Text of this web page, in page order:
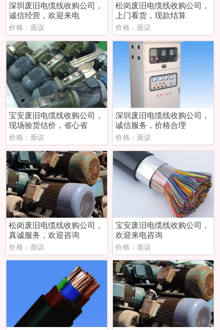
深圳废旧电缆线收购公司，
诚信经营，欢迎来电
价格：面议
松岗废旧电缆线收购公司，
上门看货，现款结算
价格：面议
宝安废旧电缆线收购公司，
现场验货估价，省心省
价格：面议
深圳废旧电缆线收购公司，
诚信服务，价格合理
价格：面议
松岗废旧电缆线收购公司，
真诚服务，欢迎咨询
价格：面议
宝安废旧电缆线收购公司，
欢迎来电咨询
价格：面议